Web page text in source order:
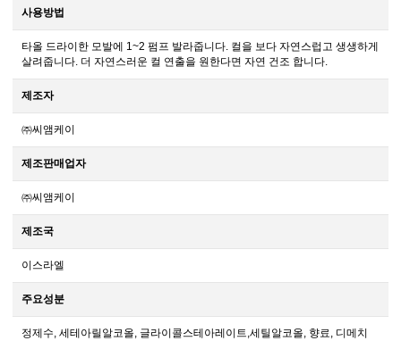
사용방법
타올 드라이한 모발에 1~2 펌프 발라줍니다. 컬을 보다 자연스럽고 생생하게
살려줍니다. 더 자연스러운 컬 연출을 원한다면 자연 건조 합니다.
제조자
㈜씨앰케이
제조판매업자
㈜씨앰케이
제조국
이스라엘
주요성분
정제수, 세테아릴알코올, 글라이콜스테아레이트,세틸알코올, 향료, 디메치